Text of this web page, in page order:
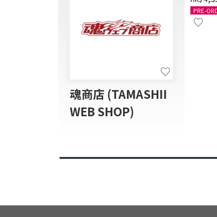
魂商店 (TAMASHII
WEB SHOP)
PRE-